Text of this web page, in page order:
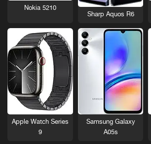
Sharp Aquos R6
Nokia 5210
Samsung Galaxy
A05s
Apple Watch Series
9